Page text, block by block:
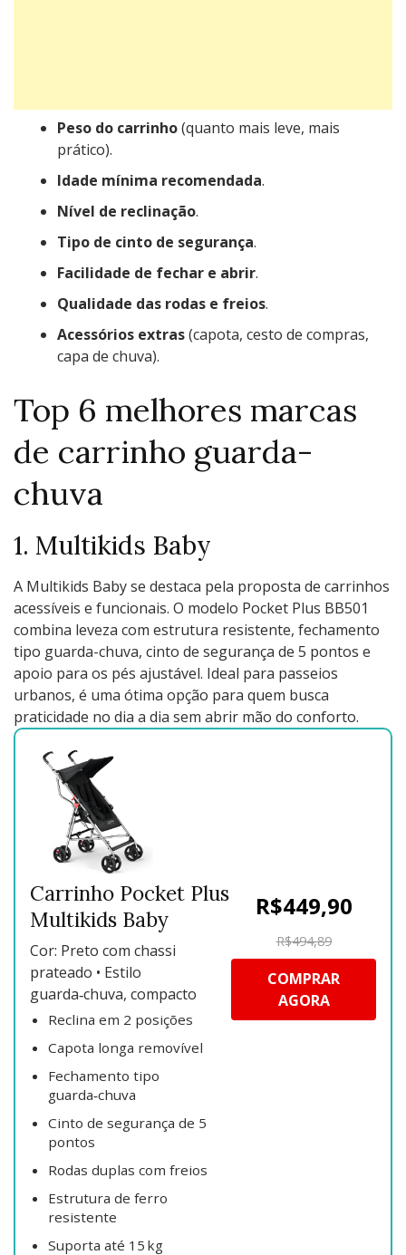
Peso do carrinho(quanto mais leve, mais
prático).
Idade mínima recomendada.
Nível de reclinação.
Tipo de cinto de segurança.
Facilidade de fechar e abrir.
Qualidade das rodas e freios.
Acessórios extras(capota, cesto de compras,
capa de chuva).
Top 6 melhores marcas
de carrinho guarda-
chuva
1. Multikids Baby
A Multikids Baby se destaca pela proposta de carrinhos
acessíveis e funcionais. O modelo Pocket Plus BB501
combina leveza com estrutura resistente, fechamento
tipo guarda-chuva, cinto de segurança de 5 pontos e
apoio para os pés ajustável. Ideal para passeios
urbanos, é uma ótima opção para quem busca
praticidade no dia a dia sem abrir mão do conforto.
Carrinho Pocket Plus
Multikids Baby
Cor: Preto com chassi
prateado • Estilo
guarda‑chuva, compacto
Reclina em 2 posições
Capota longa removível
Fechamento tipo
guarda‑chuva
Cinto de segurança de 5
pontos
Rodas duplas com freios
Estrutura de ferro
resistente
Suporta até 15 kg
R$449,90
R$494,89
COMPRAR
AGORA